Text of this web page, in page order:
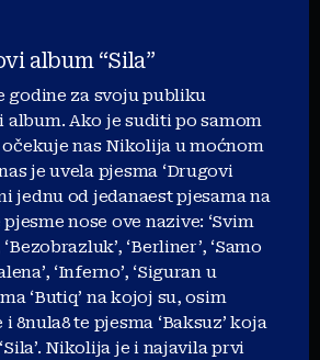
album “Sila”
godine za svoju publiku
Ako je suditi po samom
nas Nikolija u moćnom
je uvela pjesma ‘Drugovi
jednu od jedanaest pjesama na
nose ove nazive: ‘Svim
‘Bezobrazluk’, ‘Berliner’, ‘Samo
‘Inferno’, ‘Siguran u
‘Butiq’ na kojoj su, osim
8nula8 te pjesma ‘Baksuz’ koja
Nikolija je i najavila prvi